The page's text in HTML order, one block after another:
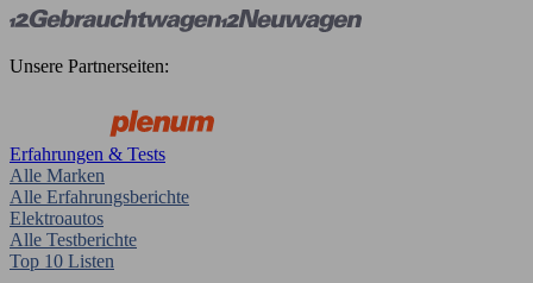
Unsere Partnerseiten:
Erfahrungen & Tests
Alle Marken
Alle Erfahrungsberichte
Elektroautos
Alle Testberichte
Top 10 Listen